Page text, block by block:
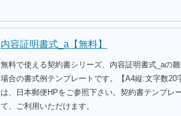
内容証明書式_a【無料】
無料で使える契約書シリーズ、内容証明書式_aの
場合の書式例テンプレートです。【A4縦:文字数20
は、日本郵便HPをご参照下さい。契約書テンプレ
て、ご利用いただけます。